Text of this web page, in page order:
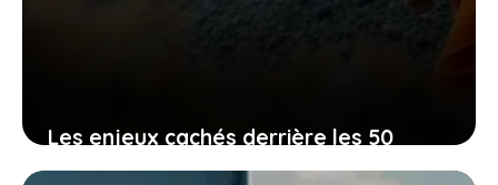
Les enjeux cachés derrière les 50
millions d’euros investis dans une mine